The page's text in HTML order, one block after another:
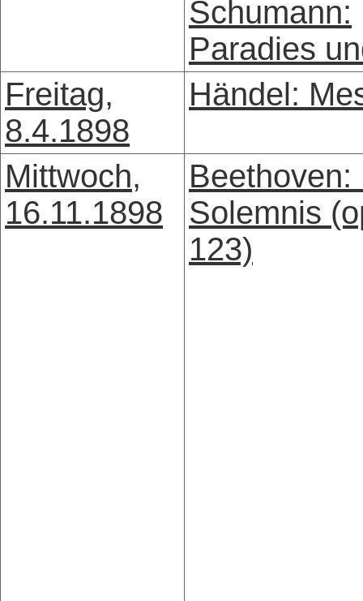
Schumann:
Paradies
Freitag,
8.4.1898
Händel:
Mittwoch,
16.11.1898
Beethoven:
Solemnis
123)